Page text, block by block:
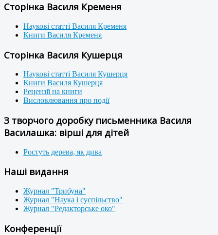
Сторінка Василя Кременя
Наукові статті Василя Кременя
Книги Василя Кременя
Сторінка Василя Кушерця
Наукові статті Василя Кушерця
Книги Василя Кушерця
Рецензії на книги
Висловлювання про події
З творчого доробку письменника Василя
Василашка: вірші для дітей
Ростуть дерева, як дива
Наші видання
Журнал "Трибуна"
Журнал "Наука і суспільство"
Журнал "Редакторське око"
Конференції